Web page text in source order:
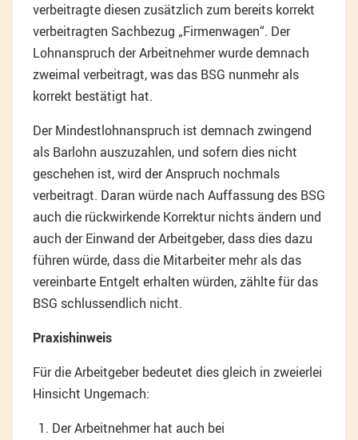
verbeitragte diesen zusätzlich zum bereits korrekt
verbeitragten Sachbezug „Firmenwagen“. Der
Lohnanspruch der Arbeitnehmer wurde demnach
zweimal verbeitragt, was das BSG nunmehr als
korrekt bestätigt hat.
Der Mindestlohnanspruch ist demnach zwingend
als Barlohn auszuzahlen, und sofern dies nicht
geschehen ist, wird der Anspruch nochmals
verbeitragt. Daran würde nach Auffassung des BSG
auch die rückwirkende Korrektur nichts ändern und
auch der Einwand der Arbeitgeber, dass dies dazu
führen würde, dass die Mitarbeiter mehr als das
vereinbarte Entgelt erhalten würden, zählte für das
BSG schlussendlich nicht.
Praxishinweis
Für die Arbeitgeber bedeutet dies gleich in zweierlei
Hinsicht Ungemach:
Der Arbeitnehmer hat auch bei